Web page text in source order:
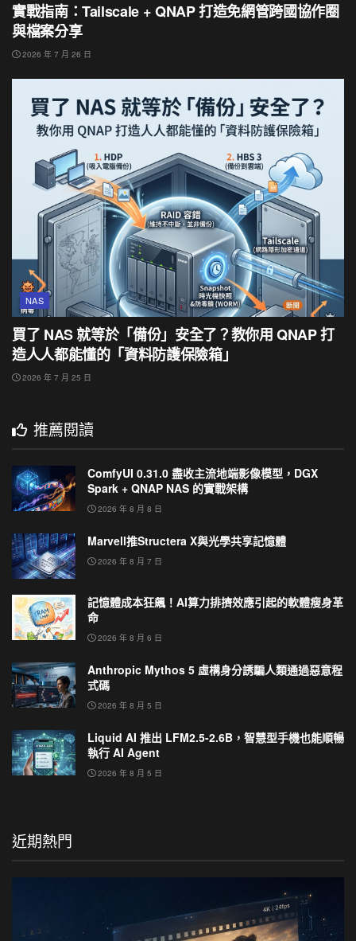
實戰指南：Tailscale + QNAP 打造免網管跨國協作圈
與檔案分享
2026 年 7 月 26 日
NAS
買了 NAS 就等於「備份」安全了？教你用 QNAP 打
造人人都能懂的「資料防護保險箱」
2026 年 7 月 25 日
推薦閱讀
ComfyUI 0.31.0 盡收主流地端影像模型，DGX
Spark + QNAP NAS 的實戰架構
2026 年 8 月 8 日
Marvell推Structera X與光學共享記憶體
2026 年 8 月 7 日
記憶體成本狂飆！AI算力排擠效應引起的軟體瘦身革
命
2026 年 8 月 6 日
Anthropic Mythos 5 虛構身分誘騙人類通過惡意程
式碼
2026 年 8 月 5 日
Liquid AI 推出 LFM2.5-2.6B，智慧型手機也能順暢
執行 AI Agent
2026 年 8 月 5 日
近期熱門